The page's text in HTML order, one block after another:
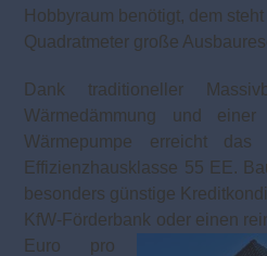
Hobbyraum benötigt, dem
Quadratmeter große
Dank traditioneller
Wärmedämmung und einer
Wärmepumpe erreicht
Effizienzhausklasse 55 EE.
besonders günstige
KfW-Förderbank oder einen
Euro pro